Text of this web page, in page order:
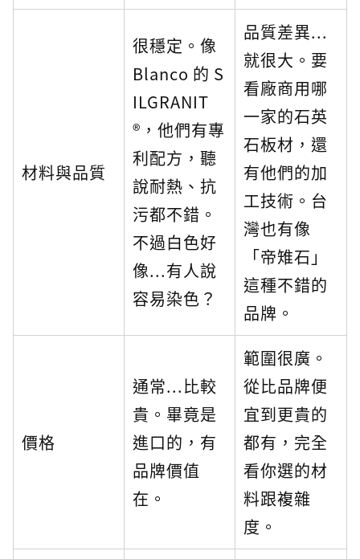
材料與品質
很穩定。像
Blanco 的 S
ILGRANIT
®，他們有專
利配方，聽
說耐熱、抗
污都不錯。
不過白色好
像...有人說
容易染色？
品質差異...
就很大。要
看廠商用哪
一家的石英
石板材，還
有他們的加
工技術。台
灣也有像
「帝雉石」
這種不錯的
品牌。
價格
通常...比較
貴。畢竟是
進口的，有
品牌價值
在。
範圍很廣。
從比品牌便
宜到更貴的
都有，完全
看你選的材
料跟複雜
度。